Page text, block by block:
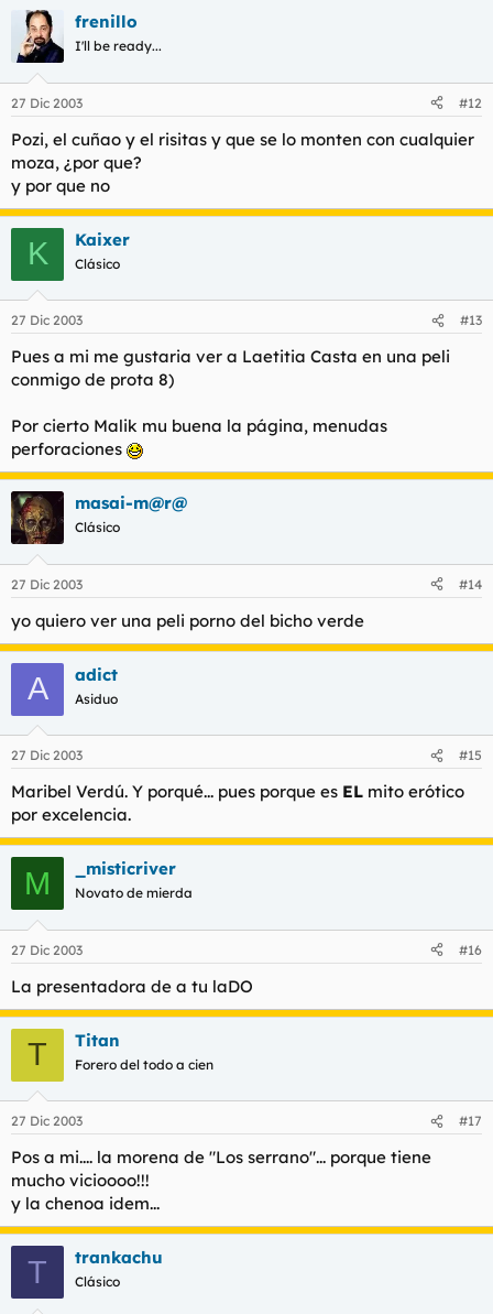
frenillo
I'll be ready...
27 Dic 2003 #12
Pozi, el cuñao y el risitas y que se lo monten con cualquier
moza, ¿por que?
y por que no
K Kaixer
Clásico
27 Dic 2003 #13
Pues a mi me gustaria ver a Laetitia Casta en una peli
conmigo de prota 8)
Por cierto Malik mu buena la página, menudas
perforaciones
masai-m@r@
Clásico
27 Dic 2003 #14
yo quiero ver una peli porno del bicho verde
A adict
Asiduo
27 Dic 2003 #15
Maribel Verdú. Y porqué... pues porque es EL mito erótico
por excelencia.
M _misticriver
Novato de mierda
27 Dic 2003 #16
La presentadora de a tu laDO
T Titan
Forero del todo a cien
27 Dic 2003 #17
Pos a mi.... la morena de "Los serrano"... porque tiene
mucho vicioooo!!!
y la chenoa idem...
T trankachu
Clásico